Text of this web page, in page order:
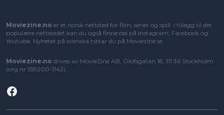
Moviezine.no er et norsk nettsted for film, serier og spill. I tillegg til det
populære nettstedet kan du også finne oss på Instagram, Facebook og
Youtube. Nyheter på svenska hittar du på Moviezine.se
Moviezine.no drives av MovieZine AB, Olofsgatan 18, 111 36 Stockholm
(org.nr 559200-1142).
Facebook